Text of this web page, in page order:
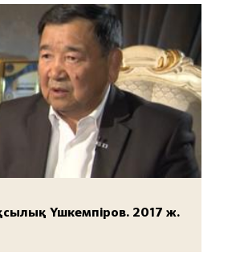
Үшкемпіров. 2017 ж.